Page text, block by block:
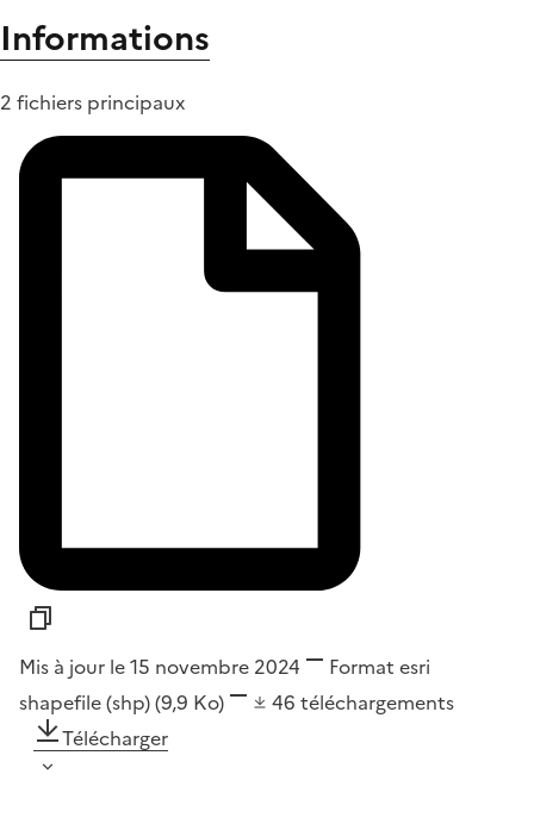
Informations
2 fichiers principaux
Mis à jour le 15 novembre 2024 Format esri
shapefile (shp)(9,9 Ko) 46 téléchargements
Télécharger